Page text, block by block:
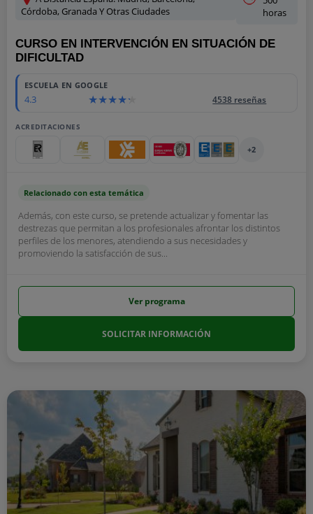
Córdoba, Granada Y Otras Ciudades
horas
CURSO EN INTERVENCIÓN EN SITUACIÓN DE
DIFICULTAD
ESCUELA EN GOOGLE
4.3 4538 reseñas
ACREDITACIONES
+2
Relacionado con esta temática
Además, con este curso, se pretende actualizar y fomentar las
destrezas que permitan a los profesionales afrontar los distintos
perfiles de los menores, atendiendo a sus necesidades y
promoviendo la satisfacción de sus...
Ver programa
SOLICITAR INFORMACIÓN